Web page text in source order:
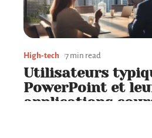
High-tech 7 min read
Utilisateurs
PowerPoint et
applications